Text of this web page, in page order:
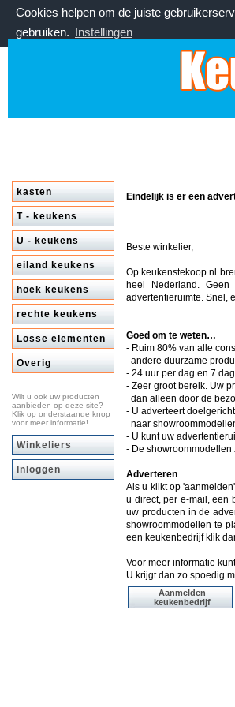
Cookies helpen om de juiste
gebruiken. Instellingen
kasten
T - keukens
U - keukens
eiland keukens
hoek keukens
rechte keukens
Losse elementen
Overig
Wilt u ook uw producten
aanbieden op deze site?
Klik op onderstaande knop
voor meer informatie!
Winkeliers
Inloggen
Eindelijk is er een
Beste winkelier,
Op keukenstekoop.nl
heel Nederland.
advertentieruimte. Snel,
Goed om te weten…
- Ruim 80% van alle
andere duurzame
- 24 uur per dag en 7
- Zeer groot bereik. Uw
dan alleen door de
- U adverteert
naar
- U kunt uw
- De
Adverteren
Als u klikt op
u direct, per e-mail, een
uw producten in de
showroommodellen te
een keukenbedrijf klik
Voor meer informatie
U krijgt dan zo spoedig
Aanmelden
keukenbedrijf